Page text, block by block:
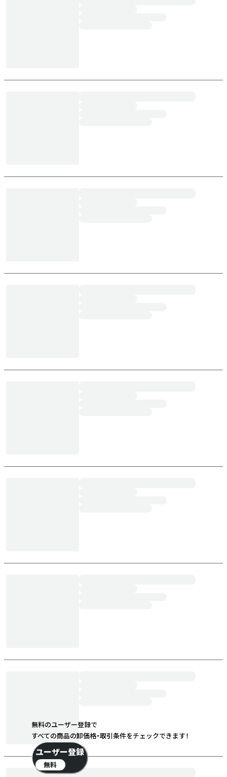
無料のユーザー登録で
すべての商品の卸価格・取引条件をチェックできます！
ユーザー登録
無料